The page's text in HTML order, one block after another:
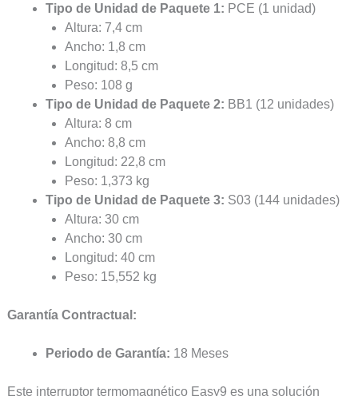
Tipo de Unidad de Paquete 1: PCE (1 unidad)
Altura: 7,4 cm
Ancho: 1,8 cm
Longitud: 8,5 cm
Peso: 108 g
Tipo de Unidad de Paquete 2: BB1 (12 unidades)
Altura: 8 cm
Ancho: 8,8 cm
Longitud: 22,8 cm
Peso: 1,373 kg
Tipo de Unidad de Paquete 3: S03 (144 unidades)
Altura: 30 cm
Ancho: 30 cm
Longitud: 40 cm
Peso: 15,552 kg
Garantía Contractual:
Periodo de Garantía: 18 Meses
Este interruptor termomagnético Easy9 es una solución